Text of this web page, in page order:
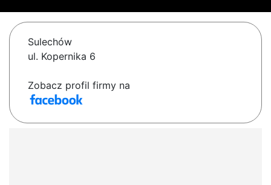
Sulechów
ul. Kopernika 6
Zobacz profil firmy na